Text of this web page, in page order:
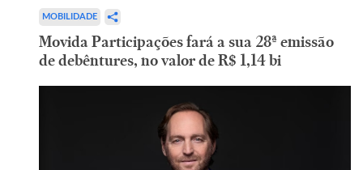
MOBILIDADE
Movida Participações fará a sua 28ª emissão
de debêntures, no valor de R$ 1,14 bi